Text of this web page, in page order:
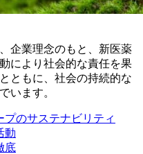
企業理念のもと、新医薬
により社会的な責任を果
ともに、社会の持続的な
います。
のサステナビリティ
動
底